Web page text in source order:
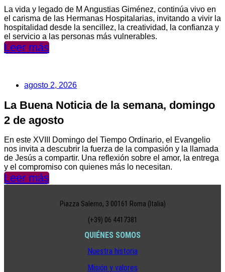
La vida y legado de M Angustias Giménez, continúa vivo en
el carisma de las Hermanas Hospitalarias, invitando a vivir la
hospitalidad desde la sencillez, la creatividad, la confianza y
el servicio a las personas más vulnerables.
Leer más
agosto 2, 2026
La Buena Noticia de la semana, domingo
2 de agosto
En este XVIII Domingo del Tiempo Ordinario, el Evangelio
nos invita a descubrir la fuerza de la compasión y la llamada
de Jesús a compartir. Una reflexión sobre el amor, la entrega
y el compromiso con quienes más lo necesitan.
Leer más
Piazza Salerno, 3 00161 Roma (Italia)
(+39) 06 4417381
QUIÉNES SOMOS
Nuestra historia
Misión y valores